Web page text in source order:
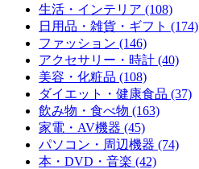
生活・インテリア (108)
日用品・雑貨・ギフト (174)
ファッション (146)
アクセサリー・時計 (40)
美容・化粧品 (108)
ダイエット・健康食品 (37)
飲み物・食べ物 (163)
家電・AV機器 (45)
パソコン・周辺機器 (74)
本・DVD・音楽 (42)